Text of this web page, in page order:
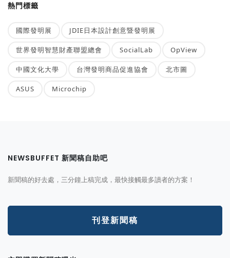
熱門標籤
國際發明展 JDIE日本設計創意暨發明展
世界發明智慧財產聯盟總會 SocialLab OpView
中國文化大學 台灣發明商品促進協會 北市圖
ASUS Microchip
NEWSBUFFET 新聞稿自助吧
新聞稿的好去處，三分鐘上稿完成，最快接觸最多讀者的方案！
刊登新聞稿